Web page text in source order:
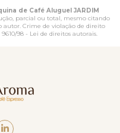
de Café Aluguel JARDIM
parcial ou total, mesmo citando
autor. Crime de violação de direito
9610/98 - Lei de direitos autorais.